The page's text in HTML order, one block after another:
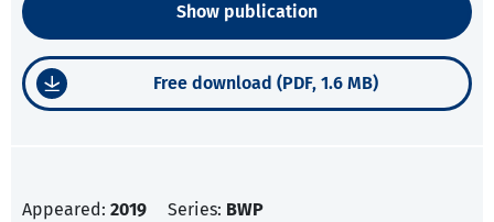
Show publication
Free download (PDF, 1.6 MB)
Appeared: 2019 Series: BWP